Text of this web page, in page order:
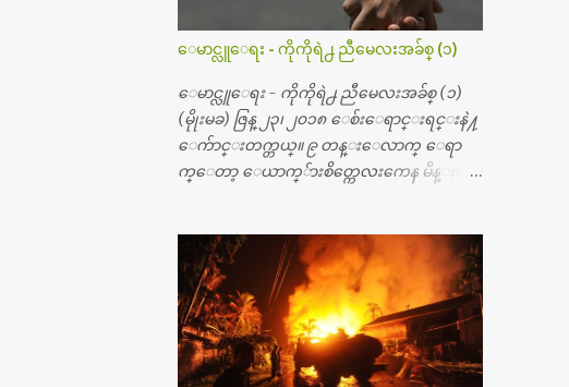
ဝယ္၊ ခြဲစိတ္ကု၊ အရိုးအစားထိုးပစၥည္း စတဲ့စရိ
တ္ေတြနဲ႔ေဆးရံုမွာ ၂ ပတ္ေနထိုင္စရိတ္ သိ
န္း ၇၀ ေလာက္ ကုန္သြားပါတယ္။ သူငယ္ခ်င္းျ
ဖစ္သူကို လာေတြ႔ရင္း ဟိုတယ္လို သန္႔ရွင္း
သပ္ရပ္တဲ့ ဝိတိုရိယေဆးရံုမွာ စီတီစကင္ နဲ႔ အမ္အာ
အိုင္1 စက္ခန္းကိုေတြ႔လို႔ေမးၾကည့္ေ
တာ့ တခါစမ္းရင္ က်ပ္တသိန္းေက်ာ္ က်သင့္တ
ကီးေတြနဲ႔ စမ္းသပ္ရပါတယ္။ ခႏၱာကိုယ္အစိတ္ပို
င္း ကလီစာေတြကိုၾကည့္ရႈတဲ့ အာလထ
ရာေဆာင္း2 စက္ေတြကေတာ့ ေစ်းသိပ္မႀ
ကီးလို႔ ျမန္မာျပည္ေဆးရံုတိုင္းရွိပါတယ္။
တစ္ခါစမ္းရင္ က်ပ္တစ္ေသာင္းေလာက္ က်သ
င့္ပါတယ္။ စာေရးသူ လြန္ခဲ့တဲ့ (၂)...
ေမာင္လူေရး - ကိုကိုရဲ႕ ညီမေလးအခ်စ္ (၁)
ေမာင္လူေရး - ကိုကိုရဲ႕ ညီမေလးအခ်စ္ (၁)
(မိုုးမခ) ဇြန္ ၂၃၊ ၂၀၁၈ ေစ်းေရာင္းရင္းနဲ႔
ေက်ာင္းတက္တယ္။ ၉ တန္းေလာက္ ေရာ
က္ေတာ့ ေယာက္်ားစိတ္ကေလးကေန မိန္းမစိ
တာေပါ့။ မိန္းကေလး အေပါင္းအသင္းလ
ည္း မ်ားတယ္။ ငယ္ငယ္တုန္းကေတာ့ အမေတြနဲ႔
ေနတာဆုိေတာ့ သနပ္ခါးေလးေတြ လိမ္း
တယ္။ ပန္းပန္တယ္။ မိန္းကေလး အဝတ္အစားေ
တြကိုလည္း ခုိးဝတ္တယ္။ မိန္းမစိတ္ရွိေတာ့
ရွိေပမယ့္ ကိုယ့္ကိုယ္ကို မိန္းမစိတ္ေပါက္မွန္း